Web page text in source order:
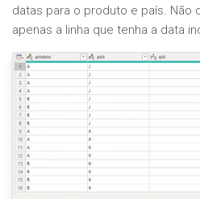
datas para o produto e país. Não
apenas a linha que tenha a data